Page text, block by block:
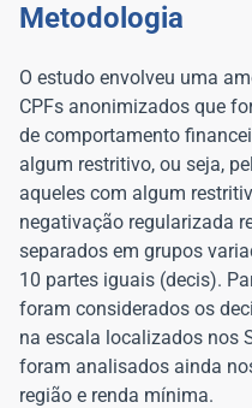
Metodologia
O estudo envolveu uma
CPFs anonimizados que
de comportamento
algum restritivo, ou seja,
aqueles com algum
negativação regularizada
separados em grupos
10 partes iguais (decis).
foram considerados os
na escala localizados nos
foram analisados ainda
região e renda mínima.